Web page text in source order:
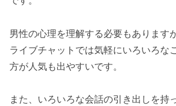
男性の心理を理解する必要もあります
ライブチャットでは気軽にいろいろな
方が人気も出やすいです。
また、いろいろな会話の引き出しを持